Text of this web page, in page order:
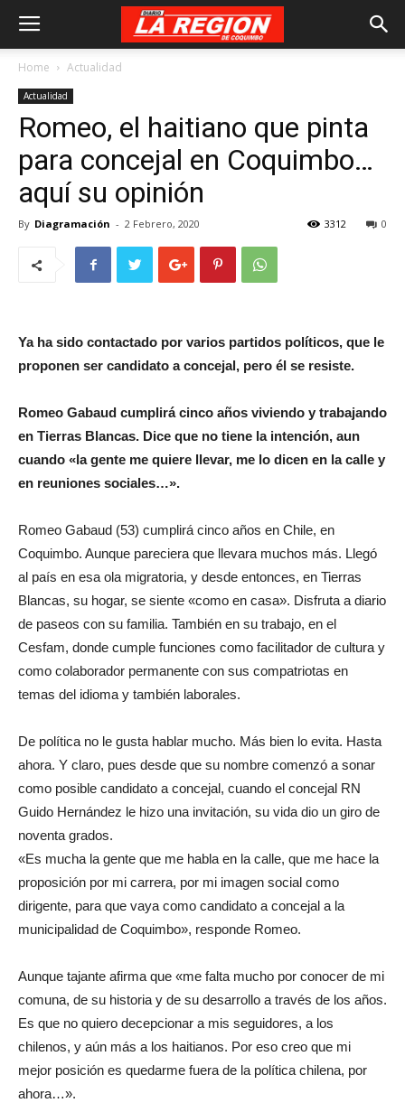
Home Actualidad
Actualidad
Romeo, el haitiano que pinta
para concejal en Coquimbo…
aquí su opinión
By Diagramación - 2 Febrero, 2020 0
3312
Ya ha sido contactado por varios partidos políticos, que le
proponen ser candidato a concejal, pero él se resiste.
Romeo Gabaud cumplirá cinco años viviendo y trabajando
en Tierras Blancas. Dice que no tiene la intención, aun
cuando «la gente me quiere llevar, me lo dicen en la calle y
en reuniones sociales…».
Romeo Gabaud (53) cumplirá cinco años en Chile, en
Coquimbo. Aunque pareciera que llevara muchos más. Llegó
al país en esa ola migratoria, y desde entonces, en Tierras
Blancas, su hogar, se siente «como en casa». Disfruta a diario
de paseos con su familia. También en su trabajo, en el
Cesfam, donde cumple funciones como facilitador de cultura y
como colaborador permanente con sus compatriotas en
temas del idioma y también laborales.
De política no le gusta hablar mucho. Más bien lo evita. Hasta
ahora. Y claro, pues desde que su nombre comenzó a sonar
como posible candidato a concejal, cuando el concejal RN
Guido Hernández le hizo una invitación, su vida dio un giro de
noventa grados.
«Es mucha la gente que me habla en la calle, que me hace la
proposición por mi carrera, por mi imagen social como
dirigente, para que vaya como candidato a concejal a la
municipalidad de Coquimbo», responde Romeo.
Aunque tajante afirma que «me falta mucho por conocer de mi
comuna, de su historia y de su desarrollo a través de los años.
Es que no quiero decepcionar a mis seguidores, a los
chilenos, y aún más a los haitianos. Por eso creo que mi
mejor posición es quedarme fuera de la política chilena, por
ahora…».